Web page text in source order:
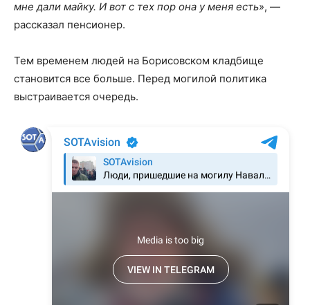
мне дали майку. И вот с тех пор она у меня есть», —
рассказал пенсионер.
Тем временем людей на Борисовском кладбище
становится все больше. Перед могилой политика
выстраивается очередь.